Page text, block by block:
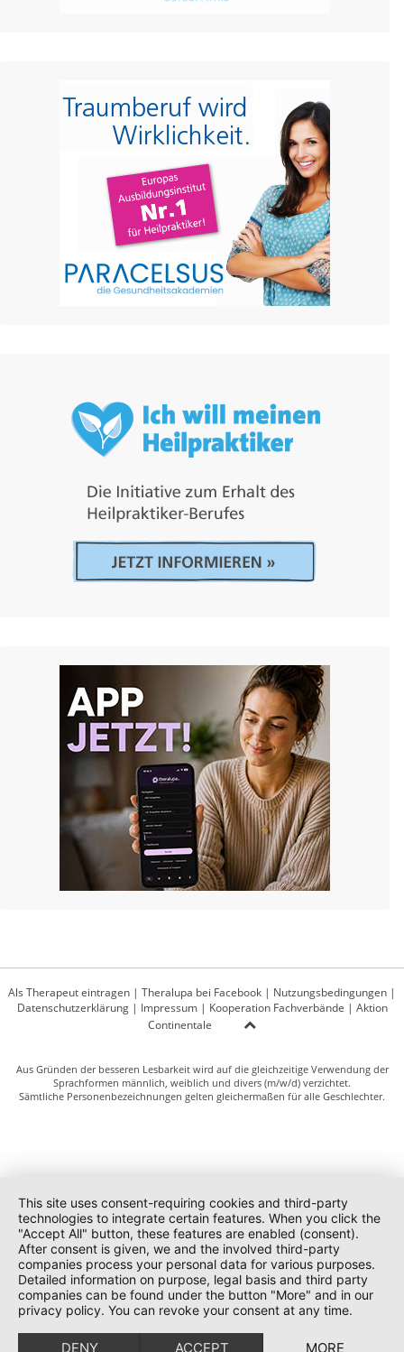
Als Therapeut eintragen | Theralupa bei Facebook | Nutzungsbedingungen |
Datenschutzerklärung| Impressum| Kooperation Fachverbände | Aktion
Continentale
Aus Gründen der besseren Lesbarkeit wird auf die gleichzeitige Verwendung der
Sprachformen männlich, weiblich und divers (m/w/d) verzichtet.
Sämtliche Personenbezeichnungen gelten gleichermaßen für alle Geschlechter.
This site uses consent-requiring cookies and third-party
technologies to integrate certain features. When you click the
"Accept All" button, these features are enabled (consent).
After consent is given, we and the involved third-party
companies process your personal data for various purposes.
Detailed information on purpose, legal basis and third party
companies can be found under the button "More" and in our
privacy policy. You can revoke your consent at any time.
DENY ACCEPT MORE